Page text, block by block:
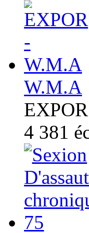
W.M.A
EXPOR
4 381